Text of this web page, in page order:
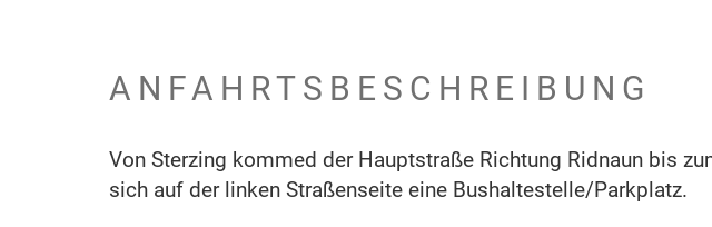
ANFAHRTSBESCHREIBUNG
Von Sterzing kommed der Hauptstraße Richtung Ridnaun bis
sich auf der linken Straßenseite eine Bushaltestelle/Parkplatz.